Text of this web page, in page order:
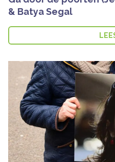
& Batya Segal